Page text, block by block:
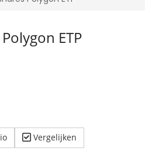
ETP
Vergelijken